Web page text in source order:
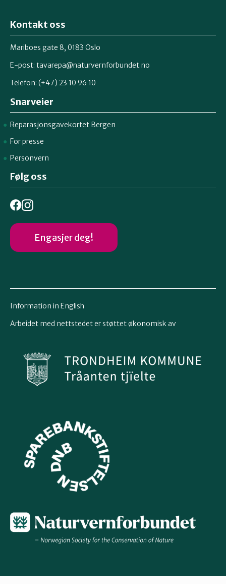
Kontakt oss
Mariboes gate 8, 0183 Oslo
E-post: tavarepa@naturvernforbundet.no
Telefon: (+47) 23 10 96 10
Snarveier
Reparasjonsgavekortet Bergen
For presse
Personvern
Følg oss
Engasjer deg!
Information in English
Arbeidet med nettstedet er støttet økonomisk av